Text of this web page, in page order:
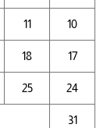
10
11
17
18
24
25
31